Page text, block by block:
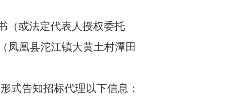
（或法定代表人授权委托
凤凰县沱江镇大黄土村潭田
式告知招标代理以下信息：